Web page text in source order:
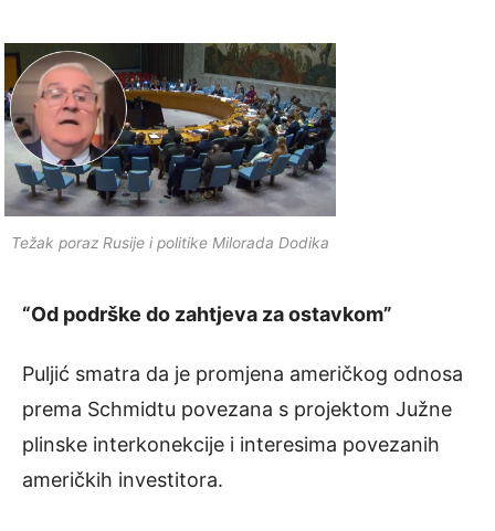
Težak poraz Rusije i politike Milorada Dodika
“Od podrške do zahtjeva za ostavkom”
Puljić smatra da je promjena američkog odnosa
prema Schmidtu povezana s projektom Južne
plinske interkonekcije i interesima povezanih
američkih investitora.